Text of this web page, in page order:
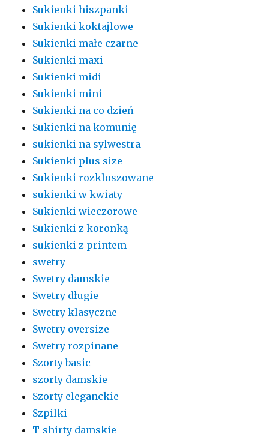
Sukienki hiszpanki
Sukienki koktajlowe
Sukienki małe czarne
Sukienki maxi
Sukienki midi
Sukienki mini
Sukienki na co dzień
Sukienki na komunię
sukienki na sylwestra
Sukienki plus size
Sukienki rozkloszowane
sukienki w kwiaty
Sukienki wieczorowe
Sukienki z koronką
sukienki z printem
swetry
Swetry damskie
Swetry długie
Swetry klasyczne
Swetry oversize
Swetry rozpinane
Szorty basic
szorty damskie
Szorty eleganckie
Szpilki
T-shirty damskie